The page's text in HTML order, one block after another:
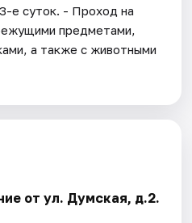
е суток. - Проход на
предметами,
а также с животными
от ул. Думская, д.2.